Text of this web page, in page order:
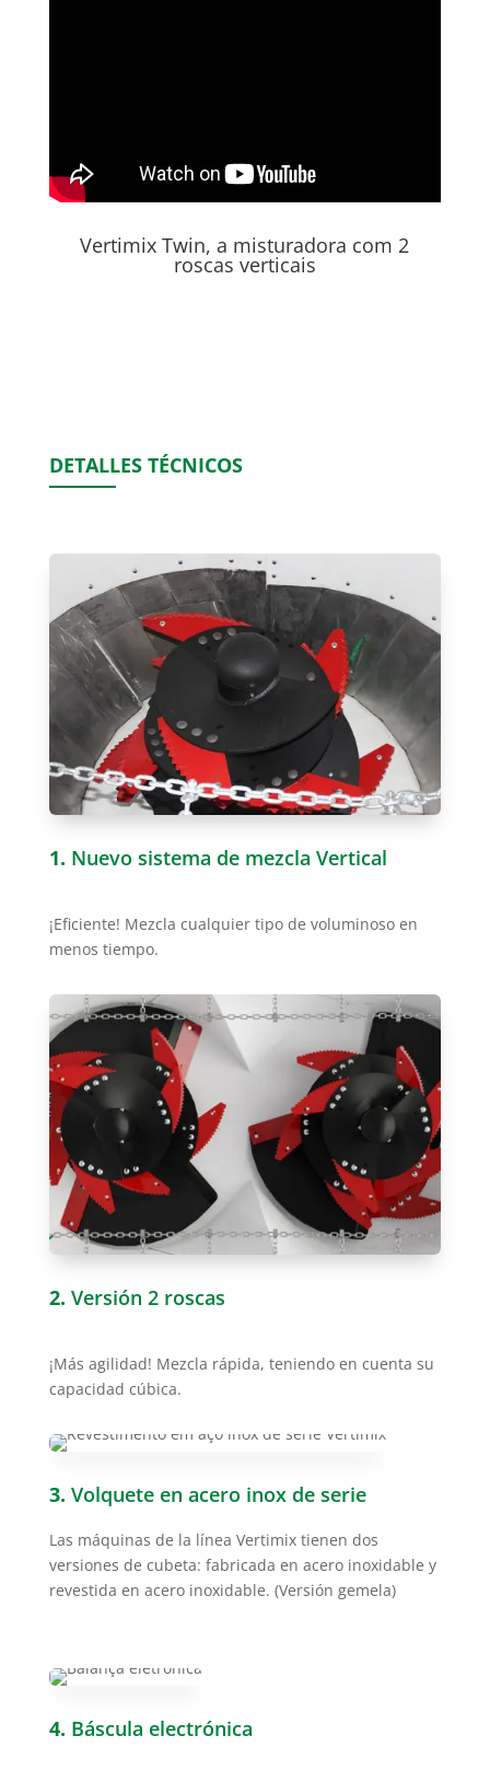
Vertimix Twin, a misturadora com 2
roscas verticais
DETALLES TÉCNICOS
1. Nuevo sistema de mezcla Vertical
¡Eficiente! Mezcla cualquier tipo de voluminoso en
menos tiempo.
2. Versión 2 roscas
¡Más agilidad! Mezcla rápida, teniendo en cuenta su
capacidad cúbica.
3. Volquete en acero inox de serie
Las máquinas de la línea Vertimix tienen dos
versiones de cubeta: fabricada en acero inoxidable y
revestida en acero inoxidable. (Versión gemela)
4. Báscula electrónica